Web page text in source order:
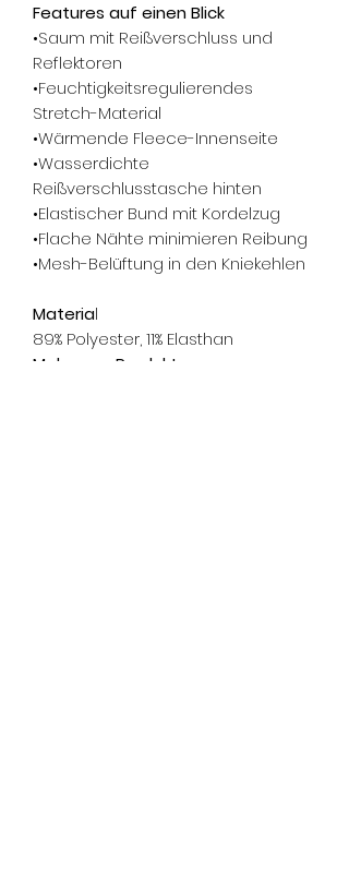
Features auf einen Blick
•Saum mit Reißverschluss und
Reflektoren
•Feuchtigkeitsregulierendes
Stretch-Material
•Wärmende Fleece-Innenseite
•Wasserdichte
Reißverschlusstasche hinten
•Elastischer Bund mit Kordelzug
•Flache Nähte minimieren Reibung
•Mesh-Belüftung in den Kniekehlen
Material
89% Polyester, 11% Elasthan
Mehr zum Produkt